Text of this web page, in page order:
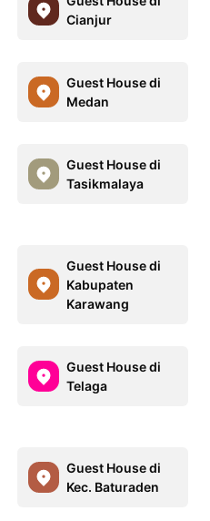
Cianjur
Guest House di
Medan
Guest House di
Tasikmalaya
Guest House di
Kabupaten
Karawang
Guest House di
Telaga
Guest House di
Kec. Baturaden